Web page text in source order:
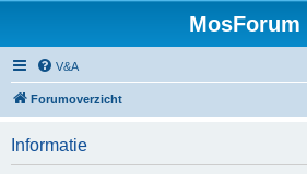
MosForum
V&A
Forumoverzicht
Informatie